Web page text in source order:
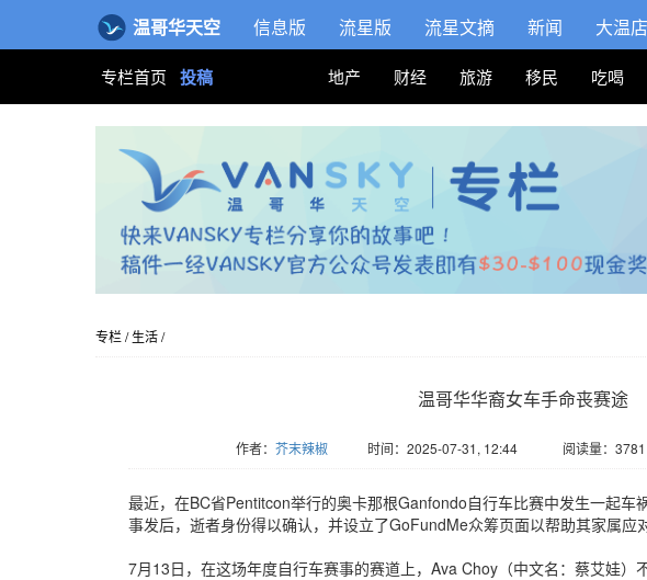
温哥华天空 信息版 流星版 流星文摘 新闻 大温
专栏首页 投稿 地产 财经 旅游 移民 吃喝
专栏 / 生活/
温哥华华裔女车手命丧赛途
作者： 芥末辣椒 时间：2025-07-31, 12:44 阅读量：3781
最近，在BC省Pentitcon举行的奥卡那根Ganfondo自行车比赛中发生一起车
事发后，逝者身份得以确认，并设立了GoFundMe众筹页面以帮助其家属应
7月13日，在这场年度自行车赛事的赛道上，Ava Choy（中文名：蔡艾娃）